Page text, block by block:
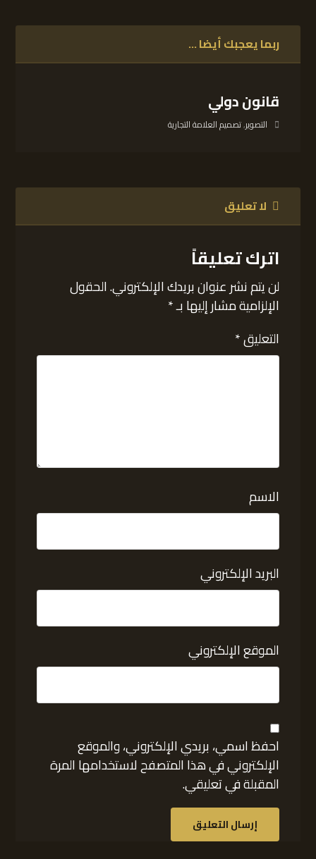
ربما يعجبك أيضا ...
قانون دولي
التصوير,تصميم العلامة التجارية
لا تعليق
اترك تعليقاً
لن يتم نشر عنوان بريدك الإلكتروني.الحقول
الإلزامية مشار إليها بـ*
التعليق*
الاسم
البريد الإلكتروني
الموقع الإلكتروني
احفظ اسمي، بريدي الإلكتروني، والموقع
الإلكتروني في هذا المتصفح لاستخدامها المرة
المقبلة في تعليقي.
إرسال التعليق